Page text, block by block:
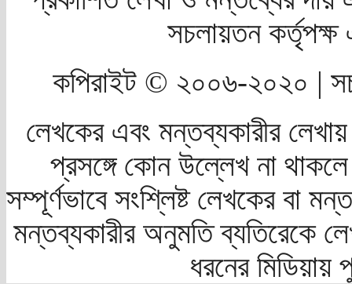
সচলায়তন
কপিরাইট © ২০০৬-২০২০ |
লেখকের এবং মন্তব্যকারীর
প্রসঙ্গে কোন উল্লেখ না
সম্পূর্ণভাবে সংশ্লিষ্ট লেখকের বা
মন্তব্যকারীর অনুমতি ব্যতিরেকে
ধরনের মিডিয়ায়